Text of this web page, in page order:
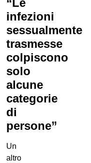
“Le
infezioni
sessualmente
trasmesse
colpiscono
solo
alcune
categorie
di
persone”
Un
altro